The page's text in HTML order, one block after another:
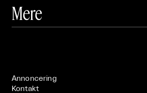
 Art Matter Festival
Mere
Annoncering
Kontakt